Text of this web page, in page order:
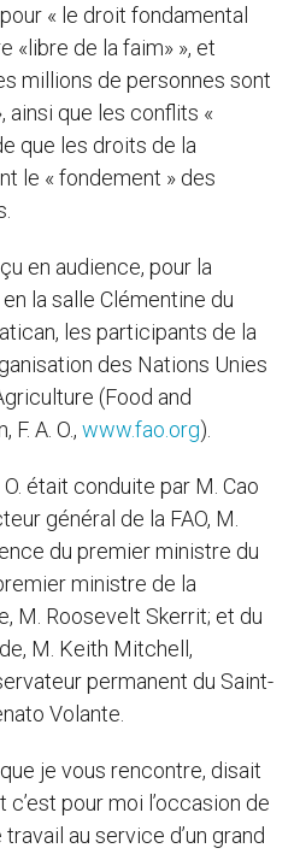
« le droit fondamental
«libre de la faim» », et
millions de personnes sont
ainsi que les conflits «
que les droits de la
le « fondement » des
en audience, pour la
la salle Clémentine du
les participants de la
des Nations Unies
(Food and
A. O., www.fao.org).
était conduite par M. Cao
général de la FAO, M.
du premier ministre du
ministre de la
M. Roosevelt Skerrit; et du
M. Keith Mitchell,
permanent du Saint-
Volante.
je vous rencontre, disait
c’est pour moi l’occasion de
au service d’un grand